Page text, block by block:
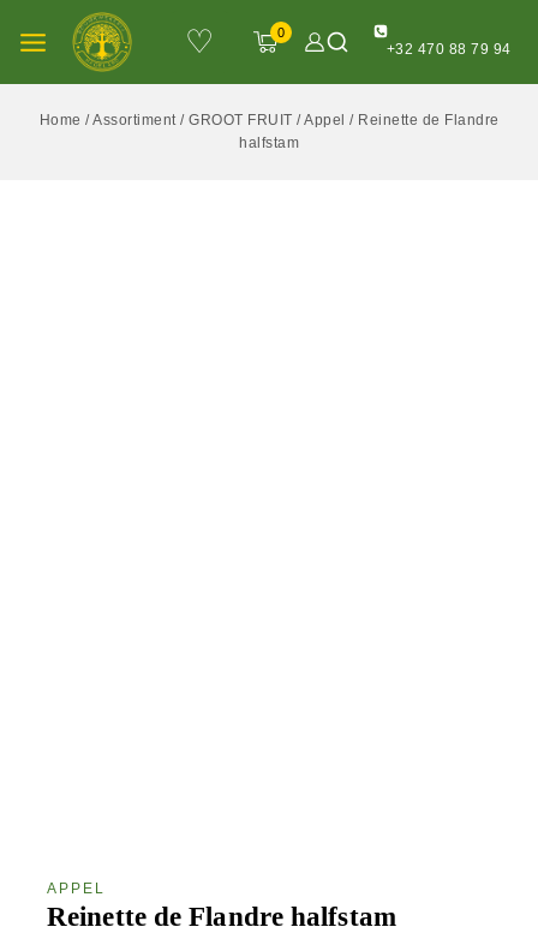
♡ 0
+32 470 88 79 94
Home /Assortiment / GROOT FRUIT /Appel / Reinette de Flandre
halfstam
APPEL
Reinette de Flandre halfstam